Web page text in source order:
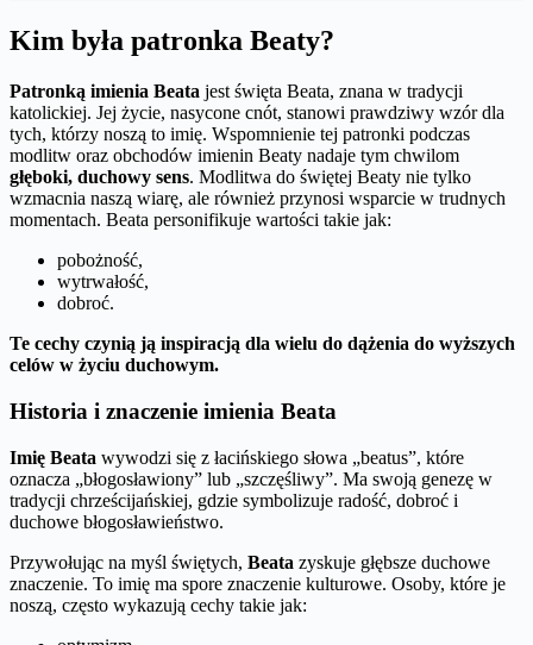
Kim była patronka Beaty?
Patronką imienia Beata jest święta Beata, znana w tradycji
katolickiej. Jej życie, nasycone cnót, stanowi prawdziwy wzór dla
tych, którzy noszą to imię. Wspomnienie tej patronki podczas
modlitw oraz obchodów imienin Beaty nadaje tym chwilom
głęboki, duchowy sens. Modlitwa do świętej Beaty nie tylko
wzmacnia naszą wiarę, ale również przynosi wsparcie w trudnych
momentach. Beata personifikuje wartości takie jak:
pobożność,
wytrwałość,
dobroć.
Te cechy czynią ją inspiracją dla wielu do dążenia do wyższych
celów w życiu duchowym.
Historia i znaczenie imienia Beata
Imię Beata wywodzi się z łacińskiego słowa „beatus”, które
oznacza „błogosławiony” lub „szczęśliwy”. Ma swoją genezę w
tradycji chrześcijańskiej, gdzie symbolizuje radość, dobroć i
duchowe błogosławieństwo.
Przywołując na myśl świętych, Beata zyskuje głębsze duchowe
znaczenie. To imię ma spore znaczenie kulturowe. Osoby, które je
noszą, często wykazują cechy takie jak: